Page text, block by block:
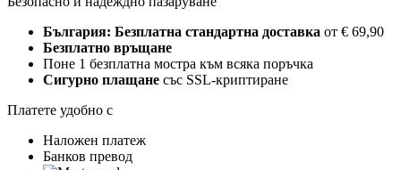
България: Безплатна стандартна доставка от € 69,90
Безплатно връщане
Поне 1 безплатна мостра към всяка поръчка
Сигурно плащане със SSL-криптиране
Платете удобно с
Наложен платеж
Банков превод